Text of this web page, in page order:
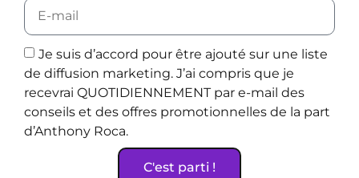
Je suis d’accord pour être ajouté sur une liste
de diffusion marketing. J’ai compris que je
recevrai QUOTIDIENNEMENT par e-mail des
conseils et des offres promotionnelles de la part
d’Anthony Roca.
C'est parti !